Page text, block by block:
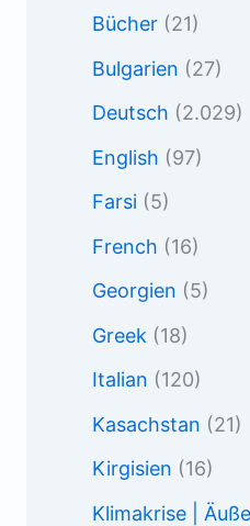
Bücher (21)
Bulgarien (27)
Deutsch (2.029)
English (97)
Farsi (5)
French (16)
Georgien (5)
Greek (18)
Italian (120)
Kasachstan (21)
Kirgisien (16)
Klimakrise |